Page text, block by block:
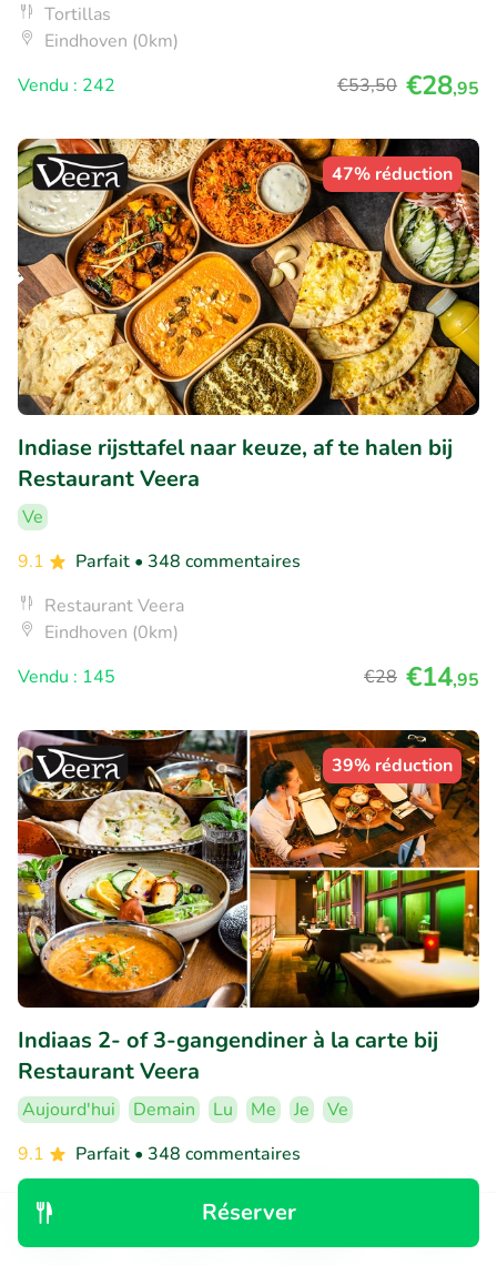
Réserver
Tortillas
Eindhoven (0km)
Vendu : 242
€53,50 €28,95
47% réduction
Indiase rijsttafel naar keuze, af te halen bij
Restaurant Veera
Ve
9.1
Parfait • 348 commentaires
Restaurant Veera
Eindhoven (0km)
Vendu : 145
€28 €14,95
39% réduction
Indiaas 2- of 3-gangendiner à la carte bij
Restaurant Veera
Aujourd'hui Demain Lu Me Je
Ve
9.1
Parfait • 348 commentaires
Restaurant Veera
Eindhoven (0km)